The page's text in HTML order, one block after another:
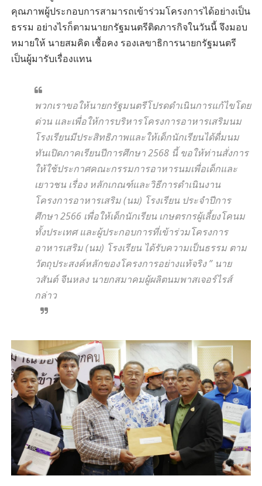
คุณภาพผู้ประกอบการสามารถเข้าร่วมโครงการได้อย่างเป็น
ธรรม อย่างไรก็ตามนายกรัฐมนตรีติดภารกิจในวันนี้ จึงมอบ
หมายให้ นายสมคิด เชื้อคง รองเลขาธิการนายกรัฐมนตรี
เป็นผู้มารับเรื่องแทน
พวกเราขอให้นายกรัฐมนตรีโปรดดำเนินการแก้ไขโดย
ด่วน และเพื่อให้การบริหารโครงการอาหารเสริมนม
โรงเรียนมีประสิทธิภาพและให้เด็กนักเรียนได้ดื่มนม
ทันเปิดภาคเรียนปีการศึกษา 2568 นี้ ขอให้ท่านสั่งการ
ให้ใช้ประกาศคณะกรรมการอาหารนมเพื่อเด็กและ
เยาวชน เรื่อง หลักเกณฑ์และวิธีการดำเนินงาน
โครงการอาหารเสริม (นม) โรงเรียน ประจำปีการ
ศึกษา 2566 เพื่อให้เด็กนักเรียน เกษตรกรผู้เลี้ยงโคนม
ทั้งประเทศ และผู้ประกอบการที่เข้าร่วมโครงการ
อาหารเสริม (นม) โรงเรียน ได้รับความเป็นธรรม ตาม
วัตถุประสงค์หลักของโครงการอย่างแท้จริง ” นาย
วสันต์ จีนหลง นายกสมาคมผู้ผลิตนมพาสเจอร์ไรส์
กล่าว